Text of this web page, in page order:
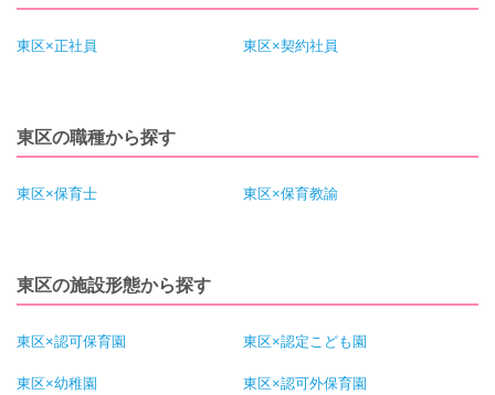
東区×正社員 東区×契約社員
東区の職種から探す
東区×保育士 東区×保育教諭
東区の施設形態から探す
東区×認可保育園 東区×認定こども園
東区×幼稚園 東区×認可外保育園